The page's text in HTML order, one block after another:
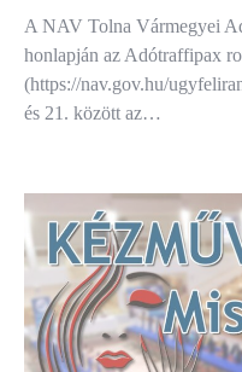
A NAV Tolna Vármegyei
honlapján az Adótraffipax
(https://nav.gov.hu/
és 21. között az…